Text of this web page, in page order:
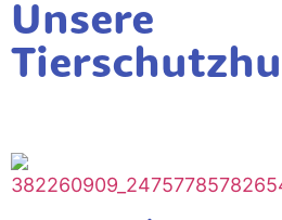
Unsere